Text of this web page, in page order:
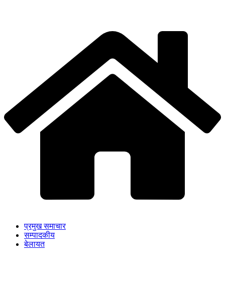
प्रमुख समाचार
सम्पादकीय
बेलायत